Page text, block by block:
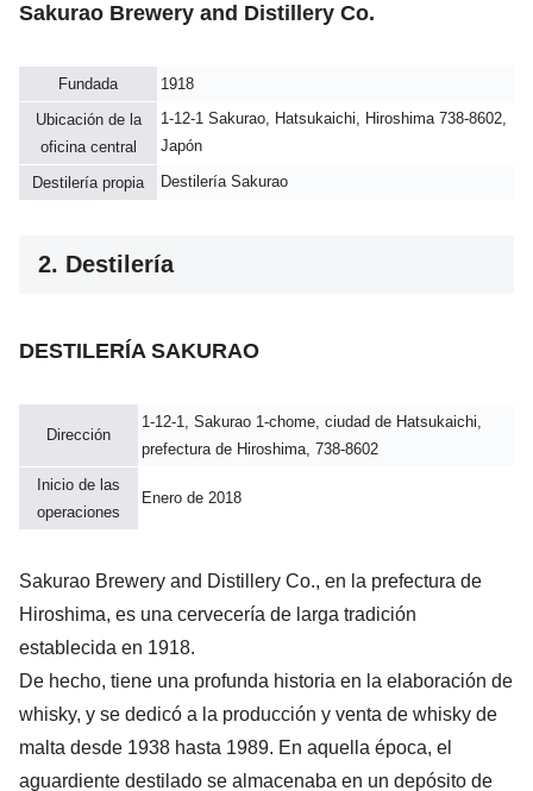
Sakurao Brewery and Distillery Co.
Fundada
1918
Ubicación de la
oficina central
1-12-1 Sakurao, Hatsukaichi, Hiroshima 738-8602,
Japón
Destilería propia Destilería Sakurao
2. Destilería
DESTILERÍA SAKURAO
Dirección
1-12-1, Sakurao 1-chome, ciudad de Hatsukaichi,
prefectura de Hiroshima, 738-8602
Inicio de las
operaciones
Enero de 2018
Sakurao Brewery and Distillery Co., en la prefectura de
Hiroshima, es una cervecería de larga tradición
establecida en 1918.
De hecho, tiene una profunda historia en la elaboración de
whisky, y se dedicó a la producción y venta de whisky de
malta desde 1938 hasta 1989. En aquella época, el
aguardiente destilado se almacenaba en un depósito de